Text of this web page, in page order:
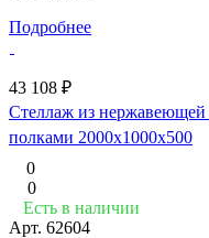
Подробнее
43 108 ₽
Стеллаж из
полками 2000x1000x500
0
0
Есть в наличии
Арт. 62604